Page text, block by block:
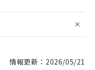
情報更新：2026/05/21